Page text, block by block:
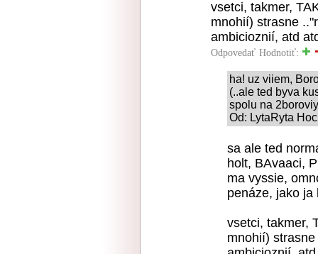
vsetci, takmer,
mnohií) strasne
ambicioznií, atd
Odpovedať Hodnotiť:
ha! uz viiem,
(..ale ted byva
spolu na
Od: LytaRyta
sa ale ted
holt, BAvaaci,
ma vyssie,
penáze, jako
vsetci, takmer,
mnohií)